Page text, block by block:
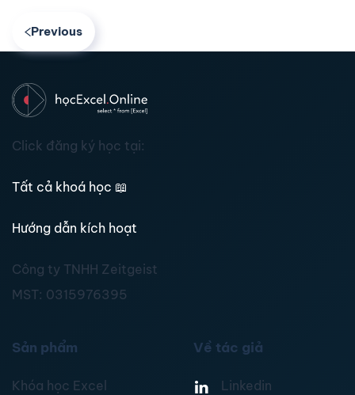
Previous
Click đăng ký học tại:
Tất cả khoá học 📖
Hướng dẫn kích hoạt
Công ty TNHH Zeitgeist
MST: 0315976395
Sản phẩm
Khóa học Excel
Về tác giả
Linkedin